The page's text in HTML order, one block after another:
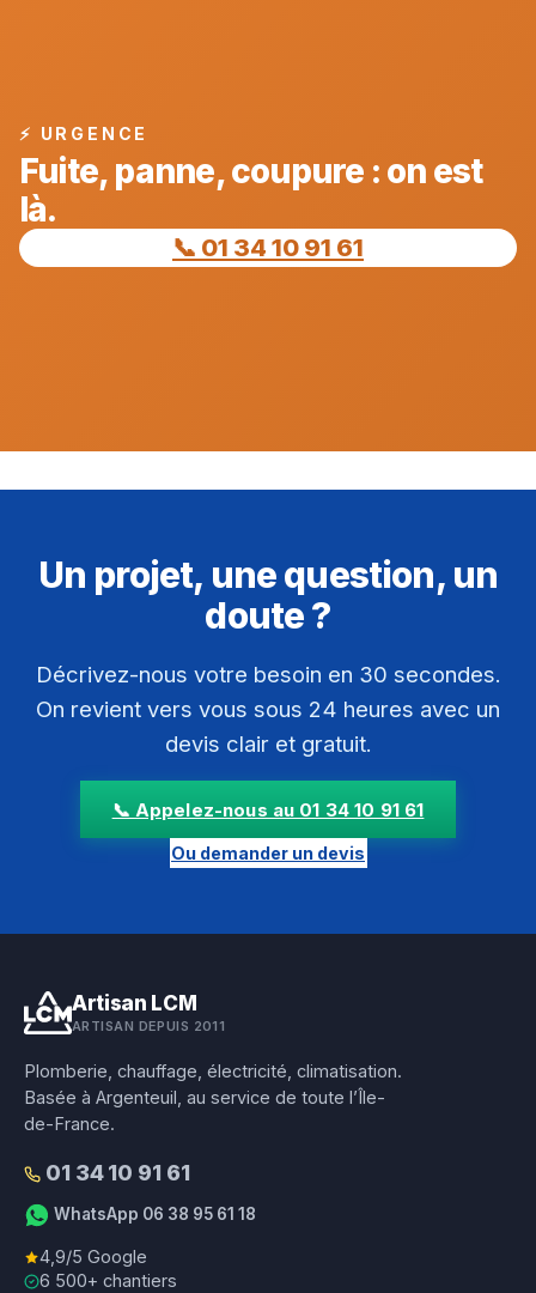
⚡ URGENCE
Fuite, panne, coupure : on est
là.
📞 01 34 10 91 61
Un projet, une question, un
doute ?
Décrivez-nous votre besoin en 30 secondes.
On revient vers vous sous 24 heures avec un
devis clair et gratuit.
📞 Appelez-nous au 01 34 10 91 61
Ou demander un devis
Artisan LCM
ARTISAN DEPUIS 2011
Plomberie, chauffage, électricité, climatisation.
Basée à Argenteuil, au service de toute l’Île-
de-France.
01 34 10 91 61
WhatsApp 06 38 95 61 18
4,9/5 Google
6 500+ chantiers